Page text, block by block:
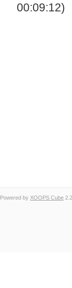
00:09:12)
Powered by XOOPS Cube